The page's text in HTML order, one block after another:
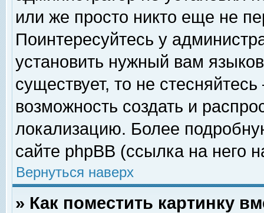
или же просто никто еще не
Поинтересуйтесь у
установить нужный вам
существует, то не
возможность создать и
локализацию. Более
сайте phpBB (ссылка на него
Вернуться наверх
» Как поместить картинку